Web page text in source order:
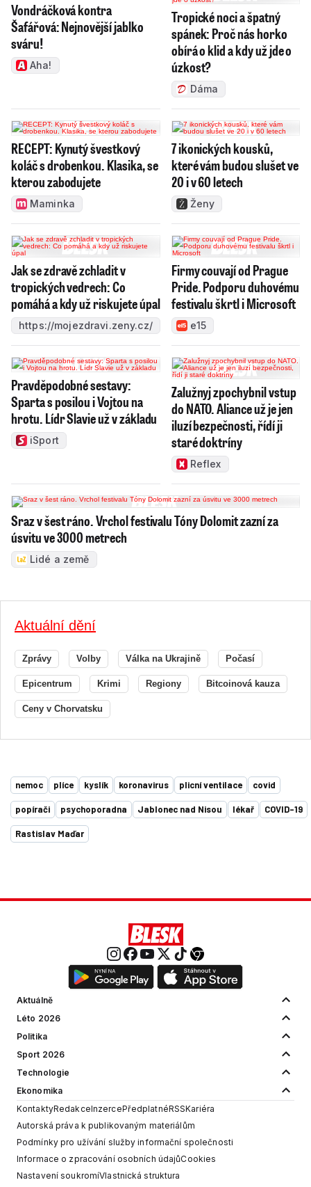
Vondráčková kontra
Šafářová: Nejnovější jablko
sváru!
Aha!
Tropické noci a špatný
spánek: Proč nás horko
obírá o klid a kdy už jde o
úzkost?
Dáma
RECEPT: Kynutý švestkový
koláč s drobenkou. Klasika, se
kterou zabodujete
Maminka
7 ikonických kousků,
které vám budou slušet ve
20 i v 60 letech
Ženy
Jak se zdravě zchladit v
tropických vedrech: Co
pomáhá a kdy už riskujete úpal
https://mojezdravi.zeny.cz/
Firmy couvají od Prague
Pride. Podporu duhovému
festivalu škrtl i Microsoft
e15
Pravděpodobné sestavy:
Sparta s posilou i Vojtou na
hrotu. Lídr Slavie už v základu
iSport
Zalužnyj zpochybnil vstup
do NATO. Aliance už je jen
iluzí bezpečnosti, řídí ji
staré doktríny
Reflex
Sraz v šest ráno. Vrchol festivalu Tóny Dolomit zazní za
úsvitu ve 3000 metrech
Lidé a země
Aktuální dění
Zprávy Volby Válka na Ukrajině Počasí
Epicentrum Krimi Regiony Bitcoinová kauza
Ceny v Chorvatsku
nemoc plíce kyslík koronavirus plicní ventilace covid
popírači psychoporadna Jablonec nad Nisou lékař COVID-19
Rastislav Maďar
Aktuálně
Léto 2026
Politika
Sport 2026
Technologie
Ekonomika
KontaktyRedakceInzercePředplatnéRSSKariéra
Autorská práva k publikovaným materiálům
Podmínky pro užívání služby informační společnosti
Informace o zpracování osobních údajůCookies
Nastavení soukromíVlastnická struktura